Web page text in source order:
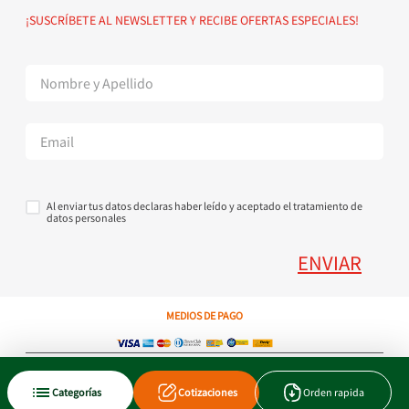
Categorías Cotizaciones Orden rapida
Suscribete al Newsletter
Superintendencia de Industria y Comercio
¡SUSCRÍBETE AL NEWSLETTER Y RECIBE OFERTAS ESPECIALES!
Al enviar tus datos declaras haber leído y aceptado el tratamiento de
datos personales
ENVIAR
MEDIOS DE PAGO
Copyright © 2023 JEN SA. Derechos Reservados. Util.com.co.